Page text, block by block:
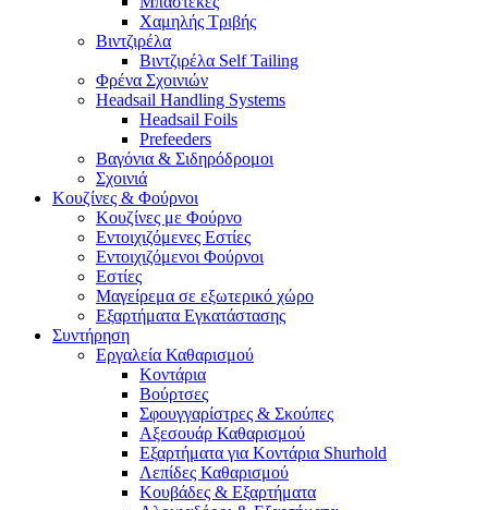
Χαμηλής Τριβής
Βιντζιρέλα
Βιντζιρέλα Self Tailing
Φρένα Σχοινιών
Headsail Handling Systems
Headsail Foils
Prefeeders
Βαγόνια & Σιδηρόδρομοι
Σχοινιά
Κουζίνες & Φούρνοι
Κουζίνες με Φούρνο
Εντοιχιζόμενες Εστίες
Εντοιχιζόμενοι Φούρνοι
Εστίες
Μαγείρεμα σε εξωτερικό χώρο
Εξαρτήματα Εγκατάστασης
Συντήρηση
Εργαλεία Καθαρισμού
Κοντάρια
Βούρτσες
Σφουγγαρίστρες & Σκούπες
Αξεσουάρ Καθαρισμού
Εξαρτήματα για Κοντάρια Shurhold
Λεπίδες Καθαρισμού
Κουβάδες & Εξαρτήματα